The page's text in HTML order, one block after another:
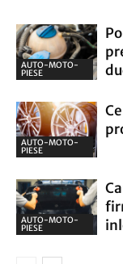
AUTO-MOTO-
PIESE
AUTO-MOTO-
PIESE
AUTO-MOTO-
PIESE